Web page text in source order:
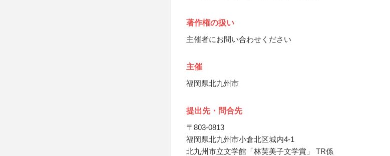
著作権の扱い
主催者にお問い合わせください
主催
福岡県北九州市
提出先・問合先
〒803-0813
福岡県北九州市小倉北区城内4-1
北九州市立文学館「林芙美子文学賞」 TR係